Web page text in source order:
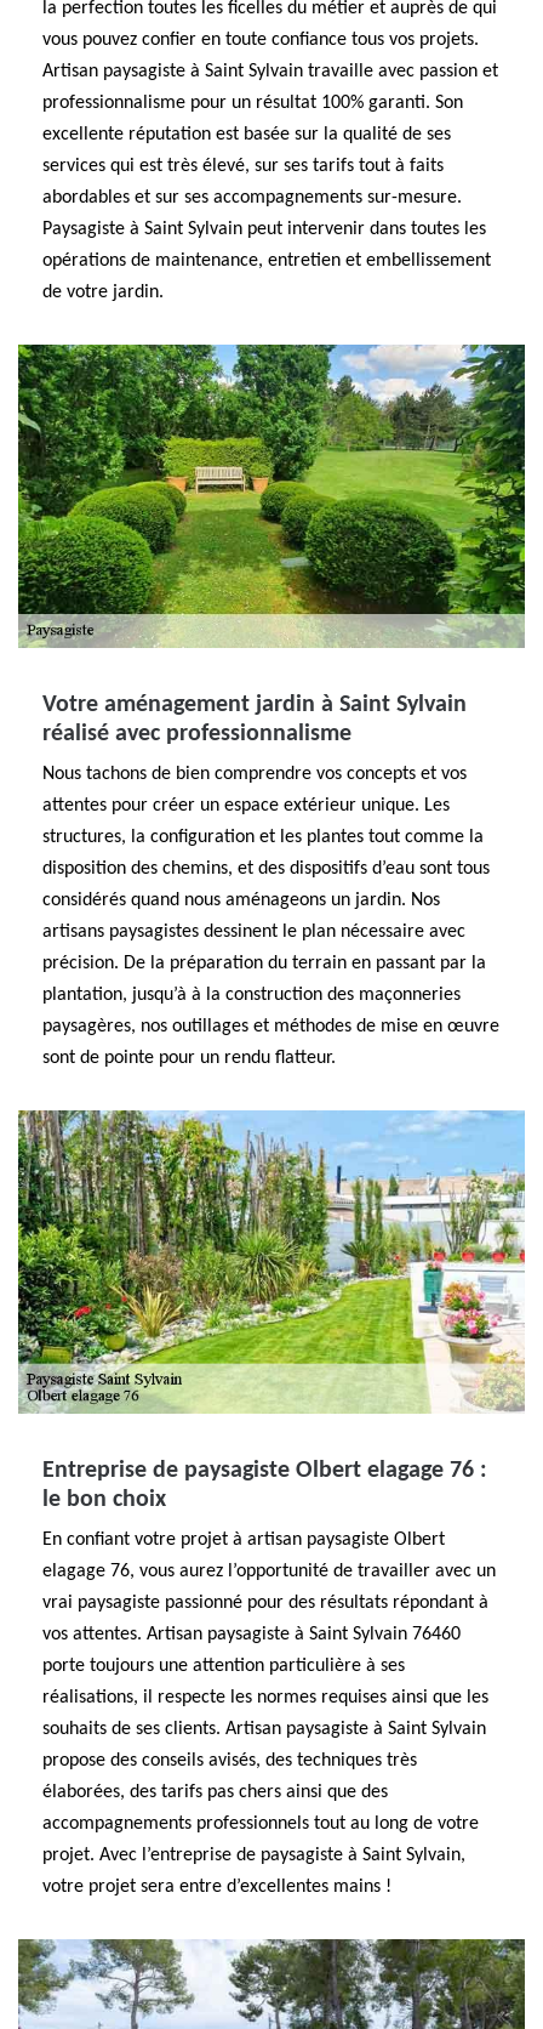
la perfection toutes les ficelles du métier et auprès de qui
vous pouvez confier en toute confiance tous vos projets.
Artisan paysagiste à Saint Sylvain travaille avec passion et
professionnalisme pour un résultat 100% garanti. Son
excellente réputation est basée sur la qualité de ses
services qui est très élevé, sur ses tarifs tout à faits
abordables et sur ses accompagnements sur-mesure.
Paysagiste à Saint Sylvain peut intervenir dans toutes les
opérations de maintenance, entretien et embellissement
de votre jardin.
Votre aménagement jardin à Saint Sylvain
réalisé avec professionnalisme
Nous tachons de bien comprendre vos concepts et vos
attentes pour créer un espace extérieur unique. Les
structures, la configuration et les plantes tout comme la
disposition des chemins, et des dispositifs d’eau sont tous
considérés quand nous aménageons un jardin. Nos
artisans paysagistes dessinent le plan nécessaire avec
précision. De la préparation du terrain en passant par la
plantation, jusqu’à à la construction des maçonneries
paysagères, nos outillages et méthodes de mise en œuvre
sont de pointe pour un rendu flatteur.
Entreprise de paysagiste Olbert elagage 76 :
le bon choix
En confiant votre projet à artisan paysagiste Olbert
elagage 76, vous aurez l’opportunité de travailler avec un
vrai paysagiste passionné pour des résultats répondant à
vos attentes. Artisan paysagiste à Saint Sylvain 76460
porte toujours une attention particulière à ses
réalisations, il respecte les normes requises ainsi que les
souhaits de ses clients. Artisan paysagiste à Saint Sylvain
propose des conseils avisés, des techniques très
élaborées, des tarifs pas chers ainsi que des
accompagnements professionnels tout au long de votre
projet. Avec l’entreprise de paysagiste à Saint Sylvain,
votre projet sera entre d’excellentes mains !